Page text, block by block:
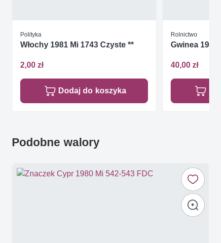
Polityka
Włochy 1981 Mi 1743 Czyste **
2,00 zł
Dodaj do koszyka
Rolnictwo
Gwinea 1977
40,00 zł
Podobne walory